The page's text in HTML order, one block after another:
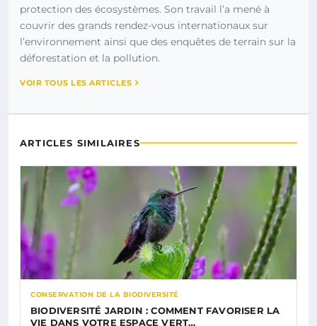
protection des écosystèmes. Son travail l’a mené à
couvrir des grands rendez-vous internationaux sur
l’environnement ainsi que des enquêtes de terrain sur la
déforestation et la pollution.
VOIR TOUS LES ARTICLES
ARTICLES SIMILAIRES
CONSERVATION DE LA BIODIVERSITÉ
BIODIVERSITÉ JARDIN : COMMENT FAVORISER LA
VIE DANS VOTRE ESPACE VERT…